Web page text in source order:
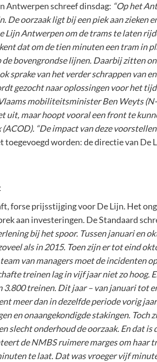
Antwerpen schreef dinsdag: “Op het
De oorzaak ligt bij een piek aan zieken
Lijn Antwerpen om de trams te laten
dat om de tien minuten een tram in
bovengrondse lijnen. Daarbij zitten
sprake van het verder schrappen van
gezocht naar oplossingen voor het
mobiliteitsminister Ben Weyts
uit, maar hoopt vooral een front te
(ACOD). “De impact van deze
toegevoegd worden: de directie van
forse prijsstijging voor De Lijn. Het
aan investeringen. De Standaard
bij het spoor. Tussen januari en
als in 2015. Toen zijn er tot eind
van managers moet de incidenten
treinen lag in vijf jaar niet zo hoog.
3.800 treinen. Dit jaar – van januari tot
meer dan in dezelfde periode vorig
en onaangekondigde stakingen.
slecht onderhoud de oorzaak. En dat
de NMBS ruimere marges om haar
te laat. Dat was vroeger vijf